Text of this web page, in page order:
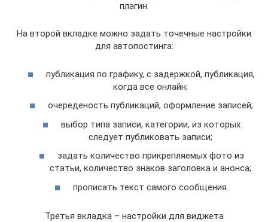
плагин.
На второй вкладке можно задать точечные настройки
для автопостинга:
публикация по графику, с задержкой, публикация,
когда все онлайн;
очереденость публикаций, оформление записей;
выбор типа записи, категории, из которых
следует публиковать записи;
задать количество прикрепляемых фото из
статьи, количество знаков заголовка и анонса;
прописать текст самого сообщения.
Третья вкладка – настройки для виджета